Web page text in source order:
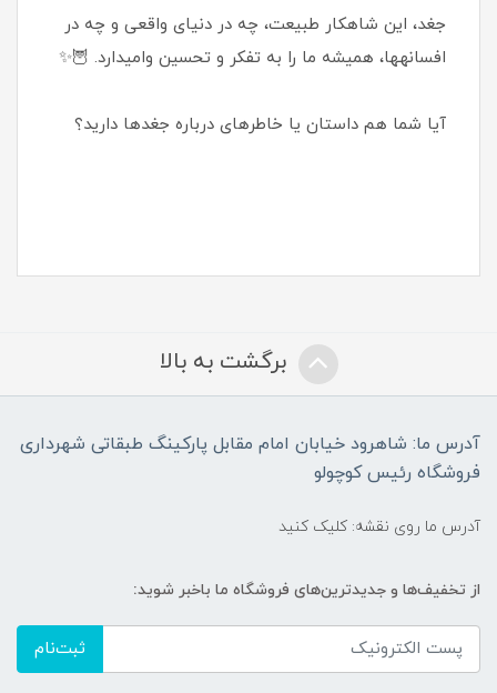
جغد، این شاهکار طبیعت، چه در دنیای واقعی و چه در
افسانهها، همیشه ما را به تفکر و تحسین وامیدارد. 🦉✨
آیا شما هم داستان یا خاطرهای درباره جغدها دارید؟
برگشت به بالا
آدرس ما: شاهرود خیابان امام مقابل پارکینگ طبقاتی شهرداری
فروشگاه رئیس کوچولو
آدرس ما روی نقشه: کلیک کنید
از تخفیف‌ها و جدیدترین‌های فروشگاه ما باخبر شوید:
ثبت‌نام